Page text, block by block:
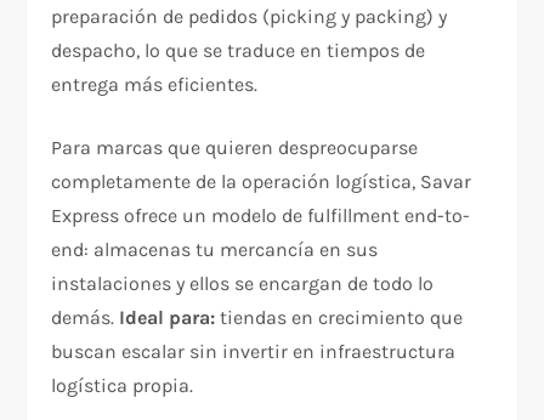
preparación de pedidos (picking y packing) y
despacho, lo que se traduce en tiempos de
entrega más eficientes.
Para marcas que quieren despreocuparse
completamente de la operación logística, Savar
Express ofrece un modelo de fulfillment end-to-
end: almacenas tu mercancía en sus
instalaciones y ellos se encargan de todo lo
demás. Ideal para: tiendas en crecimiento que
buscan escalar sin invertir en infraestructura
logística propia.